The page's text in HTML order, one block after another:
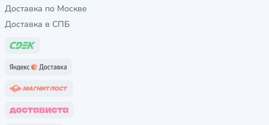
Доставка по Москве
Доставка в СПБ